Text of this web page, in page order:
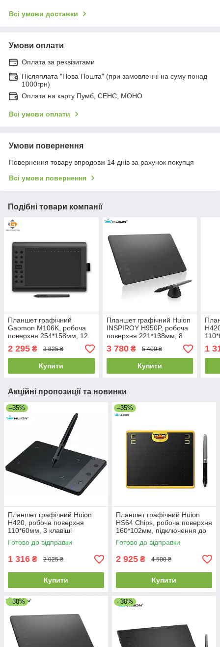
Всі умови доставки
Умови оплати
Оплата за реквізитами
Післяплата "Нова Пошта" (при замовленні на суму понад
1000грн)
Оплата на карту Пумб, СЕНС, МОНО
Всі умови оплати
Умови повернення
Повернення товару впродовж 14 днів за рахунок покупця
Всі умови повернення
Подібні товари компанії
Планшет графічний
Gaomon M106K, робоча
поверхня 254*158мм, 12
експрес клавіш та 16
функціональних клавіш,
стилус Huion
2 295 ₴ 3 825 ₴
Купити
Планшет графічний Huion
INSPIROY H950P, робоча
поверхня 221*138мм, 8
експрес клавіш, пасивне
перо
3 780₴ 5 400 ₴
Купити
1
Акційні пропозиції та новинки
–35%
Планшет графічний Huion
H420, робоча поверхня
110*60мм, 3 клавіші
Готово до відправки
1 316 ₴ 2 025 ₴
Купити
–35%
Планшет графічний Huion
HS64 Chips, робоча поверхня
160*102мм, підключення до
Android, пасивне перо
Готово до відправки
2 925 ₴ 4 500 ₴
Купити
–30% –30%